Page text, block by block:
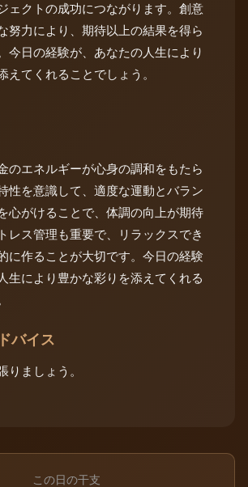
ェクトの成功につながります。創意
努力により、期待以上の結果を得ら
今日の経験が、あなたの人生により
えてくれることでしょう。
のエネルギーが心身の調和をもたら
性を意識して、適度な運動とバラン
心がけることで、体調の向上が期待
レス管理も重要で、リラックスでき
に作ることが大切です。今日の経験
生により豊かな彩りを添えてくれる
バイス
りましょう。
この日の干支